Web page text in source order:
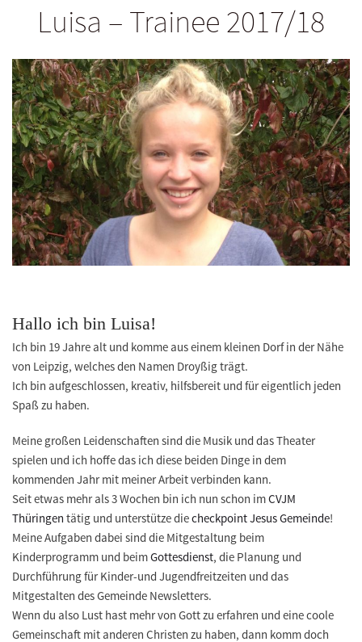
Luisa – Trainee 2017/18
Hallo ich bin Luisa!
Ich bin 19 Jahre alt und komme aus einem kleinen Dorf in der Nähe
von Leipzig, welches den Namen Droyßig trägt.
Ich bin aufgeschlossen, kreativ, hilfsbereit und für eigentlich jeden
Spaß zu haben.
Meine großen Leidenschaften sind die Musik und das Theater
spielen und ich hoffe das ich diese beiden Dinge in dem
kommenden Jahr mit meiner Arbeit verbinden kann.
Seit etwas mehr als 3 Wochen bin ich nun schon imCVJM
Thüringen tätig und unterstütze diecheckpoint Jesus Gemeinde!
Meine Aufgaben dabei sind die Mitgestaltung beim
Kinderprogramm und beimGottesdienst, die Planung und
Durchführung für Kinder-und Jugendfreitzeiten und das
Mitgestalten des Gemeinde Newsletters.
Wenn du also Lust hast mehr von Gott zu erfahren und eine coole
Gemeinschaft mit anderen Christen zu haben, dann komm doch